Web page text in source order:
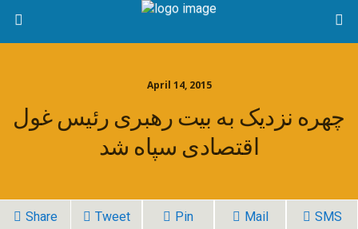
April 14, 2015
چهره نزدیک به بیت رهبری رئیس غول
اقتصادی سپاه شد
Share Tweet Pin Mail SMS